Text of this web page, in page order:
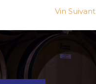
Vin Suivant